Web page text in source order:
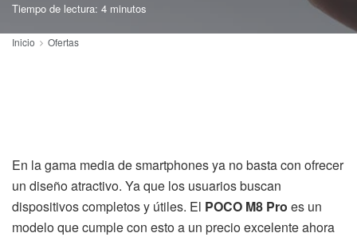
Tiempo de lectura: 4 minutos
Inicio Ofertas
En la gama media de smartphones ya no basta con ofrecer
un diseño atractivo. Ya que los usuarios buscan
dispositivos completos y útiles. El POCO M8 Pro es un
modelo que cumple con esto a un precio excelente ahora